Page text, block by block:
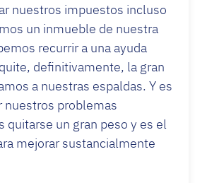
nuestros impuestos incluso
un inmueble de nuestra
recurrir a una ayuda
definitivamente, la gran
a nuestras espaldas. Y es
nuestros problemas
quitarse un gran peso y es el
mejorar sustancialmente